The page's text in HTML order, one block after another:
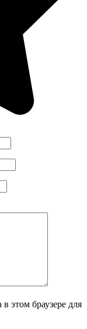
этом браузере для